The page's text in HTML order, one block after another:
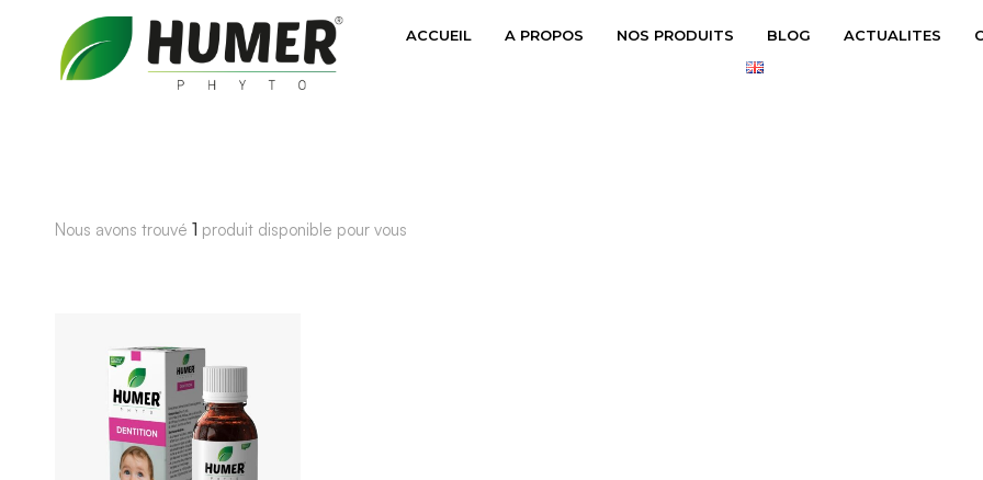
ACCUEIL A PROPOS NOS PRODUITS BLOG ACTUALITES
Nous avons trouvé 1 produit disponible pour vous